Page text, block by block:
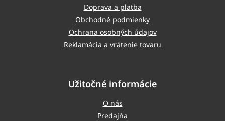
Doprava a platba
Obchodné podmienky
Ochrana osobných údajov
Reklamácia a vrátenie tovaru
Užitočné informácie
O nás
Predajňa